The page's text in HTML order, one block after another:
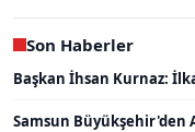
Son Haberler
Başkan İhsan Kurnaz:
Samsun Büyükşehir'den